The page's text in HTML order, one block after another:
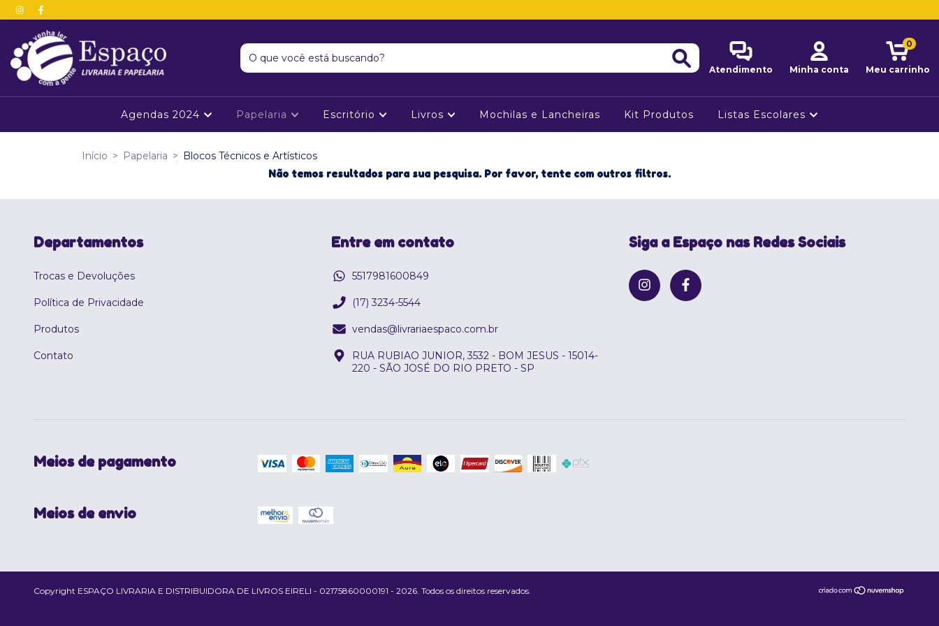
Atendimento Minha conta Meu carrinho
0
Agendas 2024 Papelaria Escritório Livros Mochilas e Lancheiras Kit Produtos Listas Escolares
Início > Papelaria > Blocos Técnicos e Artísticos
Não temos resultados para sua pesquisa. Por favor, tente com outros filtros.
Departamentos
Trocas e Devoluções
Política de Privacidade
Produtos
Contato
Entre em contato
5517981600849
(17) 3234-5544
vendas@livrariaespaco.com.br
RUA RUBIAO JUNIOR, 3532 - BOM JESUS - 15014-
220 - SÃO JOSÉ DO RIO PRETO - SP
Siga a Espaço nas Redes Sociais
Meios de pagamento
Meios de envio
Copyright ESPAÇO LIVRARIA E DISTRIBUIDORA DE LIVROS EIRELI - 02175860000191 - 2026. Todos os direitos reservados.